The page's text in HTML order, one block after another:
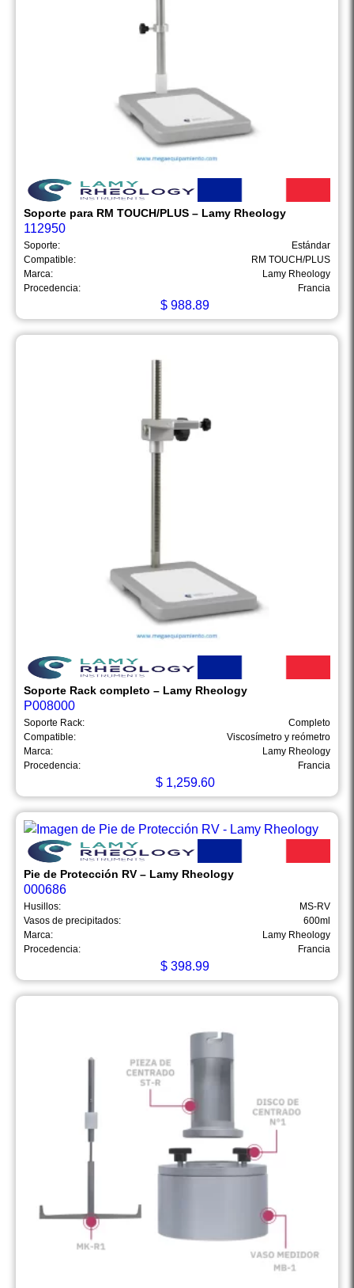
Soporte para RM TOUCH/PLUS – Lamy Rheology
112950
Soporte:
Estándar
Compatible:
RM TOUCH/PLUS
Marca:
Lamy Rheology
Procedencia:
Francia
$ 988.89
Soporte Rack completo – Lamy Rheology
P008000
Soporte Rack:
Completo
Compatible:
Viscosímetro y reómetro
Marca:
Lamy Rheology
Procedencia:
Francia
$1,259.60
Pie de Protección RV – Lamy Rheology
000686
Husillos:
MS-RV
Vasos de precipitados:
600ml
Marca:
Lamy Rheology
Procedencia:
Francia
$ 398.99